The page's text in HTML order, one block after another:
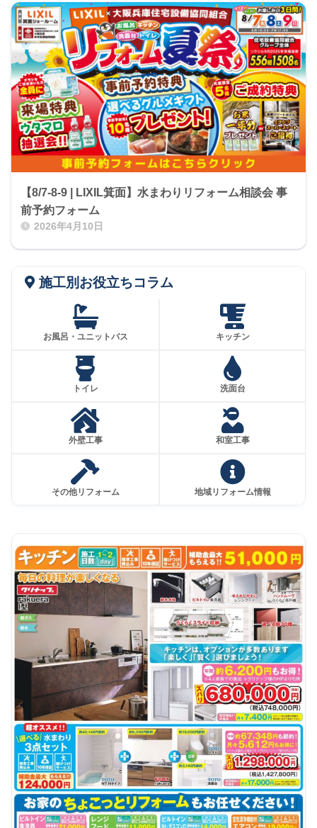
【8/7-8-9 | LIXIL箕面】水まわりリフォーム相談会 事
前予約フォーム
2026年4月10日
施工別お役立ちコラム
お風呂・ユニットバス キッチン
トイレ 洗面台
外壁工事 和室工事
その他リフォーム 地域リフォーム情報